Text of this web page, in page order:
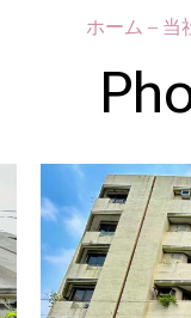
ホーム – 当